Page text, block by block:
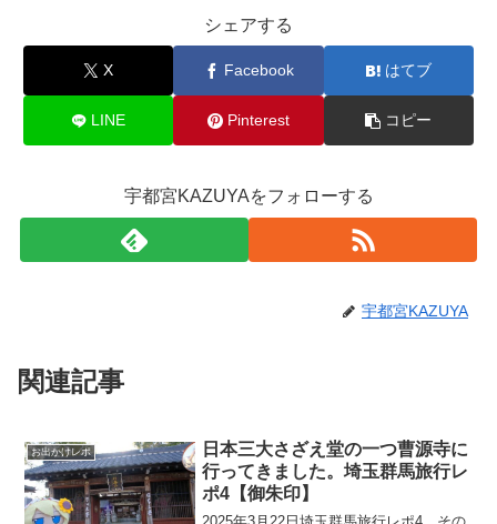
シェアする
X Facebook はてブ
LINE Pinterest コピー
宇都宮KAZUYAをフォローする
宇都宮KAZUYA
関連記事
お出かけレポ
日本三大さざえ堂の一つ曹源寺に
行ってきました。埼玉群馬旅行レ
ポ4【御朱印】